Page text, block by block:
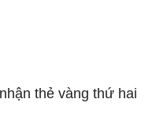
thẻ vàng thứ hai